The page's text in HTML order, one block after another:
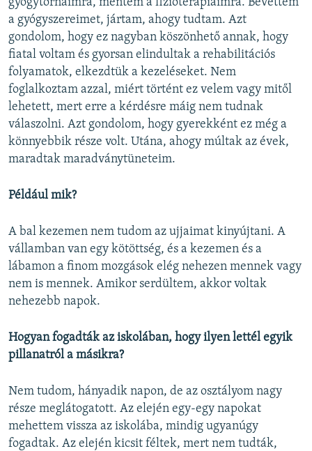
a gyógyszereimet, jártam, ahogy tudtam. Azt
gondolom, hogy ez nagyban köszönhető annak, hogy
fiatal voltam és gyorsan elindultak a rehabilitációs
folyamatok, elkezdtük a kezeléseket. Nem
foglalkoztam azzal, miért történt ez velem vagy mitől
lehetett, mert erre a kérdésre máig nem tudnak
válaszolni. Azt gondolom, hogy gyerekként ez még a
könnyebbik része volt. Utána, ahogy múltak az évek,
maradtak maradványtüneteim.
Például mik?
A bal kezemen nem tudom az ujjaimat kinyújtani. A
vállamban van egy kötöttség, és a kezemen és a
lábamon a finom mozgások elég nehezen mennek vagy
nem is mennek. Amikor serdültem, akkor voltak
nehezebb napok.
Hogyan fogadták az iskolában, hogy ilyen lettél egyik
pillanatról a másikra?
Nem tudom, hányadik napon, de az osztályom nagy
része meglátogatott. Az elején egy-egy napokat
mehettem vissza az iskolába, mindig ugyanúgy
fogadtak. Az elején kicsit féltek, mert nem tudták,